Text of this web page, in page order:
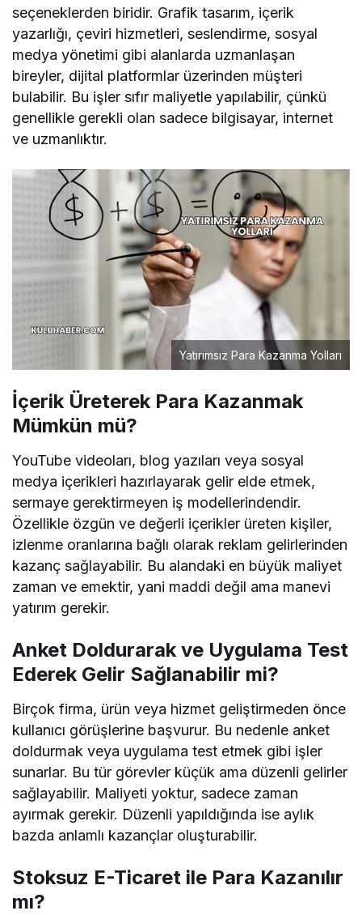
seçeneklerden biridir. Grafik tasarım, içerik
yazarlığı, çeviri hizmetleri, seslendirme, sosyal
medya yönetimi gibi alanlarda uzmanlaşan
bireyler, dijital platformlar üzerinden müşteri
bulabilir. Bu işler sıfır maliyetle yapılabilir, çünkü
genellikle gerekli olan sadece bilgisayar, internet
ve uzmanlıktır.
Yatırımsız Para Kazanma Yolları
İçerik Üreterek Para Kazanmak
Mümkün mü?
YouTube videoları, blog yazıları veya sosyal
medya içerikleri hazırlayarak gelir elde etmek,
sermaye gerektirmeyen iş modellerindendir.
Özellikle özgün ve değerli içerikler üreten kişiler,
izlenme oranlarına bağlı olarak reklam gelirlerinden
kazanç sağlayabilir. Bu alandaki en büyük maliyet
zaman ve emektir, yani maddi değil ama manevi
yatırım gerekir.
Anket Doldurarak ve Uygulama Test
Ederek Gelir Sağlanabilir mi?
Birçok firma, ürün veya hizmet geliştirmeden önce
kullanıcı görüşlerine başvurur. Bu nedenle anket
doldurmak veya uygulama test etmek gibi işler
sunarlar. Bu tür görevler küçük ama düzenli gelirler
sağlayabilir. Maliyeti yoktur, sadece zaman
ayırmak gerekir. Düzenli yapıldığında ise aylık
bazda anlamlı kazançlar oluşturabilir.
Stoksuz E-Ticaret ile Para Kazanılır
mı?